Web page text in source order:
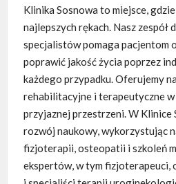
Klinika Sosnowa to miejsce,
najlepszych rękach. Nasz zespół
specjalistów pomaga pacjentom
poprawić jakość życia poprzez
każdego przypadku. Oferujemy
rehabilitacyjne i terapeutyczne w
przyjaznej przestrzeni. W Klinice
rozwój naukowy, wykorzystując
fizjoterapii, osteopatii i szkoleń
ekspertów, w tym fizjoterapeuci,